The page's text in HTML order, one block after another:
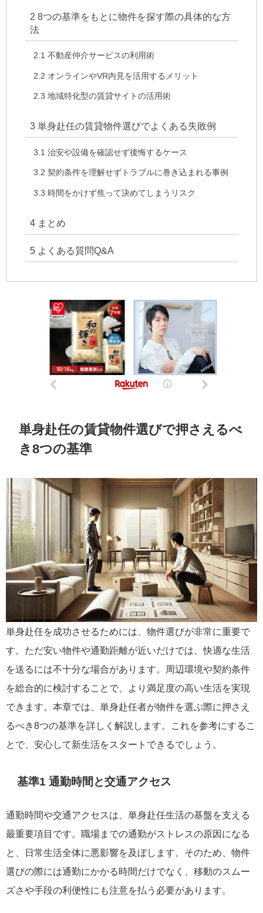
2 8つの基準をもとに物件を探す際の具体的な方
法
2.1 不動産仲介サービスの利用術
2.2 オンラインやVR内見を活用するメリット
2.3 地域特化型の賃貸サイトの活用術
3 単身赴任の賃貸物件選びでよくある失敗例
3.1 治安や設備を確認せず後悔するケース
3.2 契約条件を理解せずトラブルに巻き込まれる事例
3.3 時間をかけず焦って決めてしまうリスク
4 まとめ
5 よくある質問Q&A
単身赴任の賃貸物件選びで押さえるべ
き8つの基準
単身赴任を成功させるためには、物件選びが非常に重要で
す。ただ安い物件や通勤距離が近いだけでは、快適な生活
を送るには不十分な場合があります。周辺環境や契約条件
を総合的に検討することで、より満足度の高い生活を実現
できます。本章では、単身赴任者が物件を選ぶ際に押さえ
るべき8つの基準を詳しく解説します。これを参考にするこ
とで、安心して新生活をスタートできるでしょう。
基準1 通勤時間と交通アクセス
通勤時間や交通アクセスは、単身赴任生活の基盤を支える
最重要項目です。職場までの通勤がストレスの原因になる
と、日常生活全体に悪影響を及ぼします。そのため、物件
選びの際には通勤にかかる時間だけでなく、移動のスムー
ズさや手段の利便性にも注意を払う必要があります。